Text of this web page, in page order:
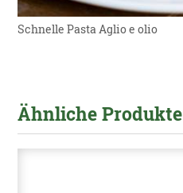
Schnelle Pasta Aglio e olio
Ähnliche Produkte